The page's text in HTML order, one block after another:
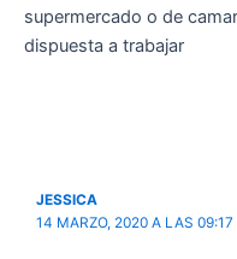
supermercado o de
dispuesta a trabajar
JESSICA
14 MARZO, 2020 A LAS 09:17